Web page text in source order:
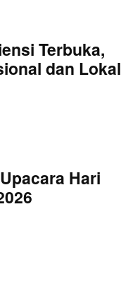
Terbuka,
dan Lokal
Hari